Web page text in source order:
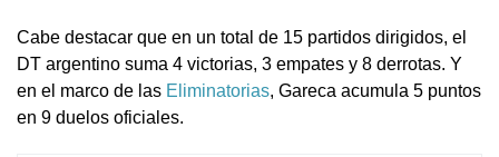
Cabe destacar que en un total de 15 partidos dirigidos, el
DT argentino suma 4 victorias, 3 empates y 8 derrotas. Y
en el marco de las Eliminatorias, Gareca acumula 5 puntos
en 9 duelos oficiales.